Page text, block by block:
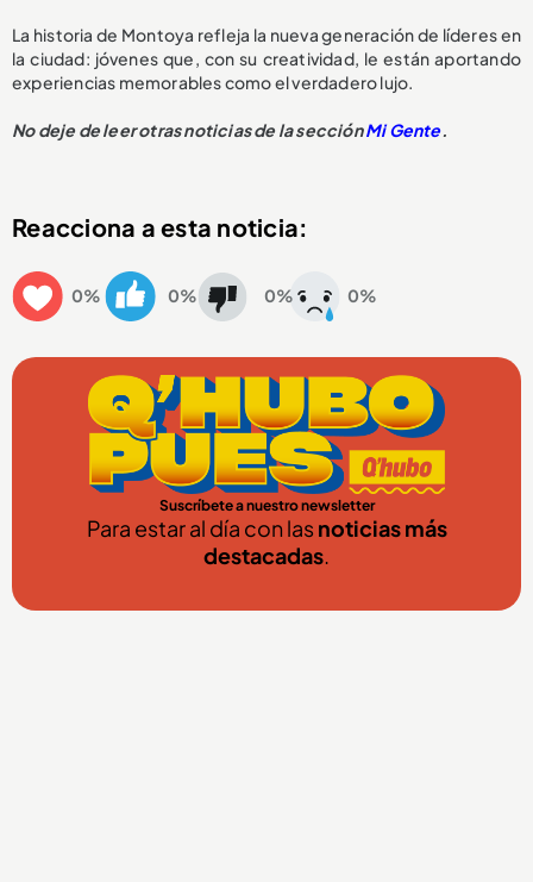
La historia de Montoya refleja la nueva generación de líderes en
la ciudad: jóvenes que, con su creatividad, le están aportando
experiencias memorables como el verdadero lujo.
No deje de leer otras noticias de la secciónMi Gente.
Reacciona a esta noticia:
0% 0% 0% 0%
Suscríbete a nuestro newsletter
Para estar al día con lasnoticias más
destacadas.